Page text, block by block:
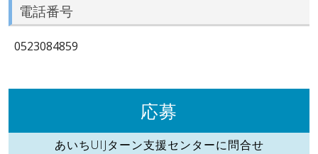
電話番号
0523084859
応募
あいちUIJターン支援センターに問合せ